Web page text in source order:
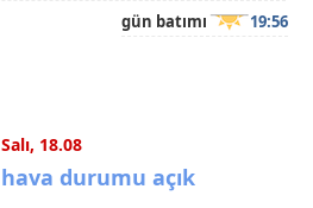
gün batımı 19:56
Salı, 18.08
hava durumu açık